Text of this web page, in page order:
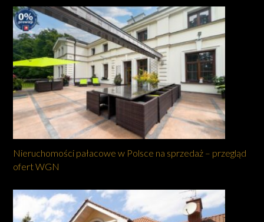
Nieruchomości pałacowe w Polsce na sprzedaż – przegląd
ofert WGN